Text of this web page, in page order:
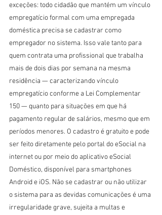
exceções: todo cidadão que mantém um vínculo
empregatício formal com uma empregada
doméstica precisa se cadastrar como
empregador no sistema. Isso vale tanto para
quem contrata uma profissional que trabalha
mais de dois dias por semana na mesma
residência — caracterizando vínculo
empregatício conforme a Lei Complementar
150 — quanto para situações em que há
pagamento regular de salários, mesmo que em
períodos menores. O cadastro é gratuito e pode
ser feito diretamente pelo portal do eSocial na
internet ou por meio do aplicativo eSocial
Doméstico, disponível para smartphones
Android e iOS. Não se cadastrar ou não utilizar
o sistema para as devidas comunicações é uma
irregularidade grave, sujeita a multas e